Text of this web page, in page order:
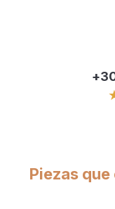
Piezas